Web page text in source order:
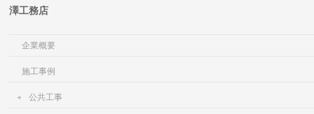
澤工務店
企業概要
施工事例
公共工事